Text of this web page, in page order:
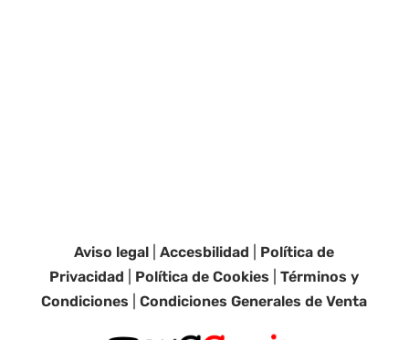
Aviso legal |Accesbilidad
Política de
Privacidad
Política de Cookies |Términos y
Condiciones |Condiciones Generales de Venta